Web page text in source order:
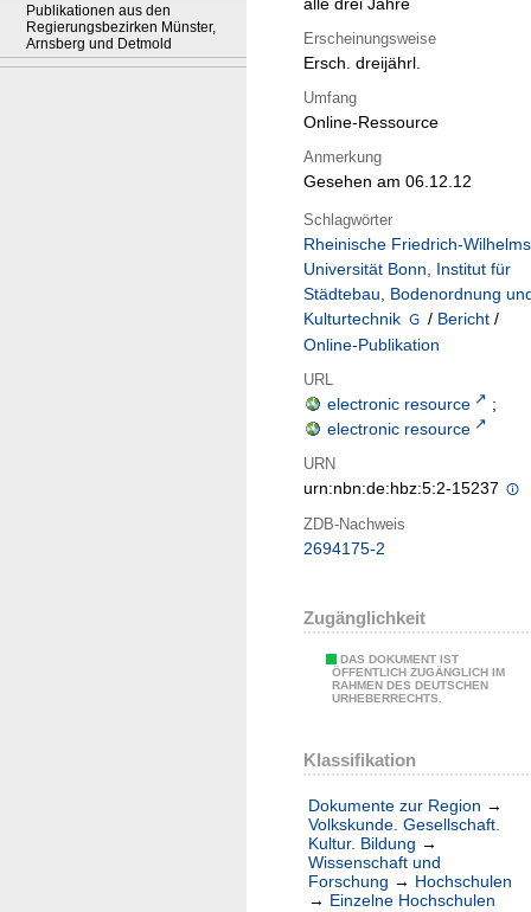
Publikationen aus den
Regierungsbezirken Münster,
Arnsberg und Detmold
alle drei Jahre
Erscheinungsweise
Ersch. dreijährl.
Umfang
Online-Ressource
Anmerkung
Gesehen am 06.12.12
Schlagwörter
Rheinische Friedrich-
Universität Bonn, Institut für
Städtebau, Bodenordnung
Kulturtechnik
/ Bericht /
Online-Publikation
URL
electronic resource
;
electronic resource
URN
urn:nbn:de:hbz:5:2-15237
ZDB-Nachweis
2694175-2
Zugänglichkeit
DAS DOKUMENT IST
ÖFFENTLICH ZUGÄNGLICH IM
RAHMEN DES DEUTSCHEN
URHEBERRECHTS.
Klassifikation
Dokumente zur Region →
Volkskunde. Gesellschaft.
Kultur. Bildung →
Wissenschaft und
Forschung → Hochschulen
→ Einzelne Hochschulen